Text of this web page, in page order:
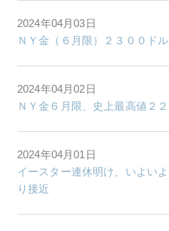
2024年04月03日
ＮＹ金（６月限）２３００ド
2024年04月02日
ＮＹ金６月限、史上最高値２
2024年04月01日
イースター連休明け、いよい
り接近